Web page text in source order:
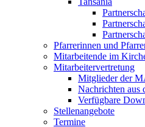
Pfarrerinnen und
Mitarbeitende im
Mitarbeitervertretung
Mitglieder der
Nachrichten aus
Verfügbare
Stellenangebote
Termine